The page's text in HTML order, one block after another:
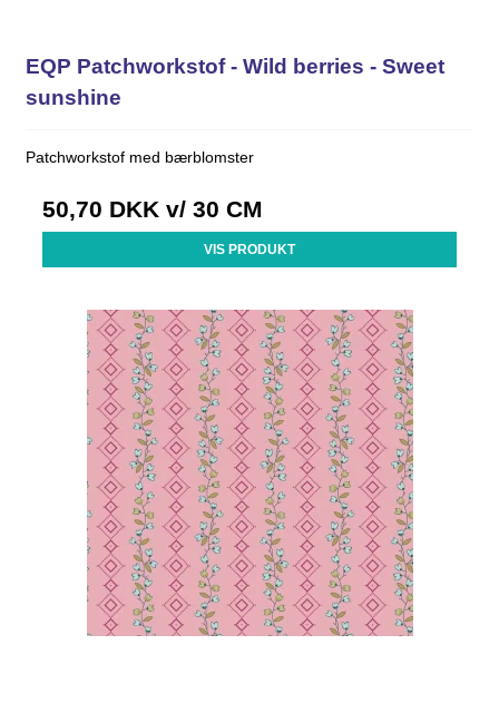
EQP Patchworkstof - Wild berries - Sweet
sunshine
Patchworkstof med bærblomster
50,70 DKK v/ 30 CM
VIS PRODUKT